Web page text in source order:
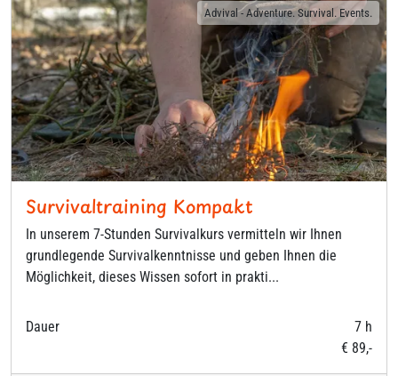
Advival - Adventure. Survival. Events.
Survivaltraining Kompakt
In unserem 7-Stunden Survivalkurs vermitteln wir Ihnen
grundlegende Survivalkenntnisse und geben Ihnen die
Möglichkeit, dieses Wissen sofort in prakti...
Dauer
7 h
€ 89,-